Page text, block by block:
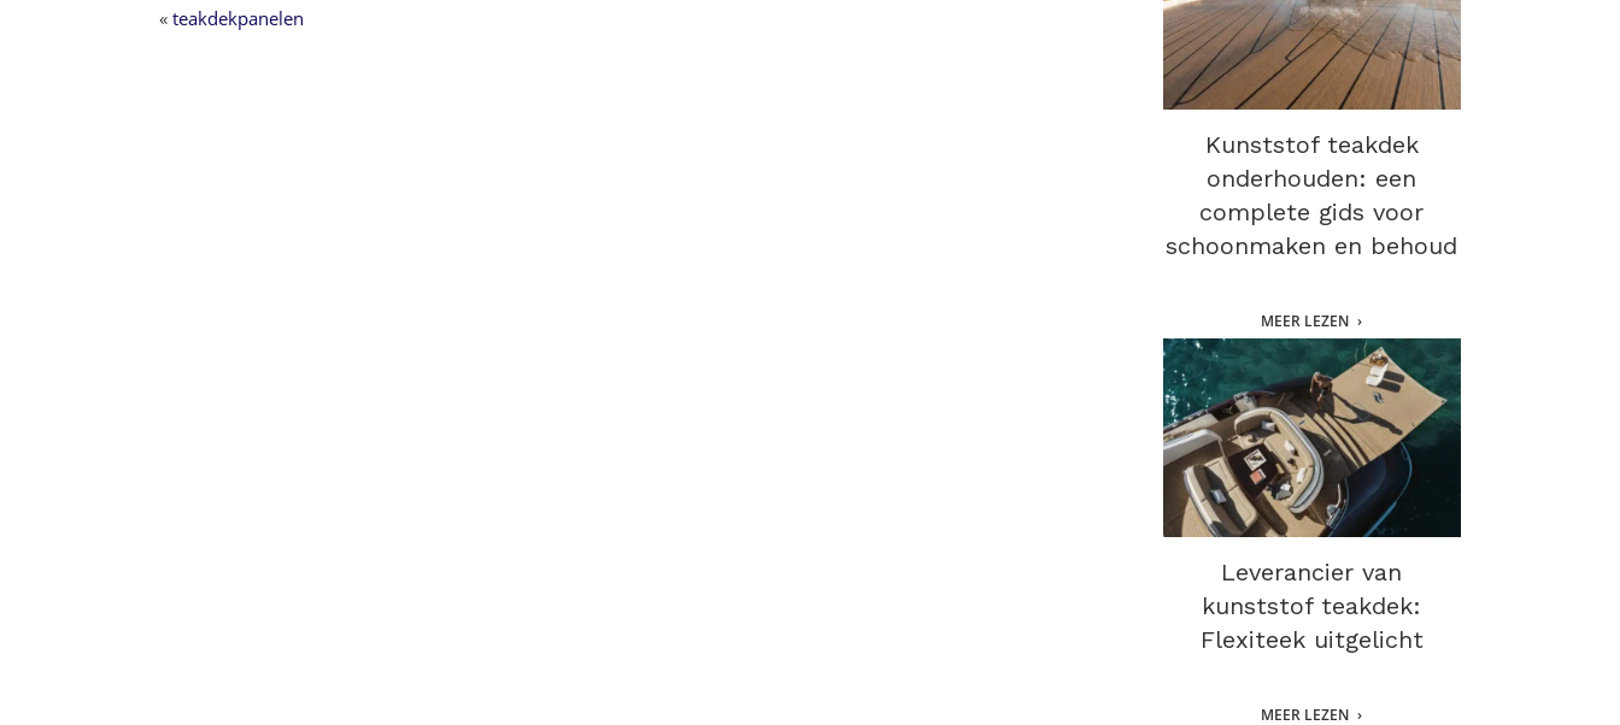
« teakdekpanelen
Kunststof teakdek
onderhouden: een
complete gids voor
schoonmaken en behoud
MEER LEZEN
Leverancier van
kunststof teakdek:
Flexiteek uitgelicht
MEER LEZEN